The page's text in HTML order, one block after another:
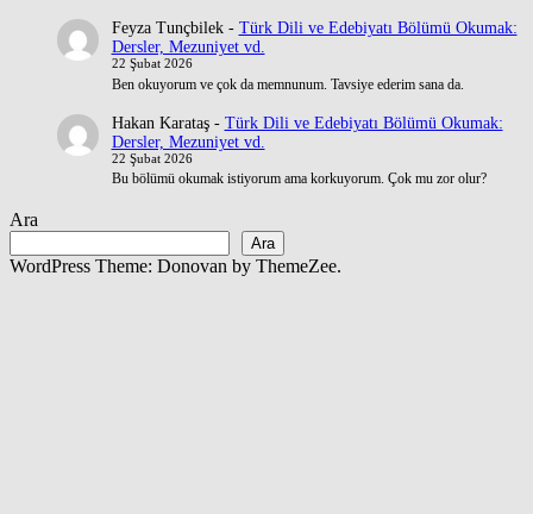
Feyza Tunçbilek- Türk Dili ve Edebiyatı Bölümü Okumak:
Dersler, Mezuniyet vd.
22 Şubat 2026
Ben okuyorum ve çok da memnunum. Tavsiye ederim sana da.
Hakan Karataş- Türk Dili ve Edebiyatı Bölümü Okumak:
Dersler, Mezuniyet vd.
22 Şubat 2026
Bu bölümü okumak istiyorum ama korkuyorum. Çok mu zor olur?
Ara
Ara
WordPress Theme: Donovan by ThemeZee.